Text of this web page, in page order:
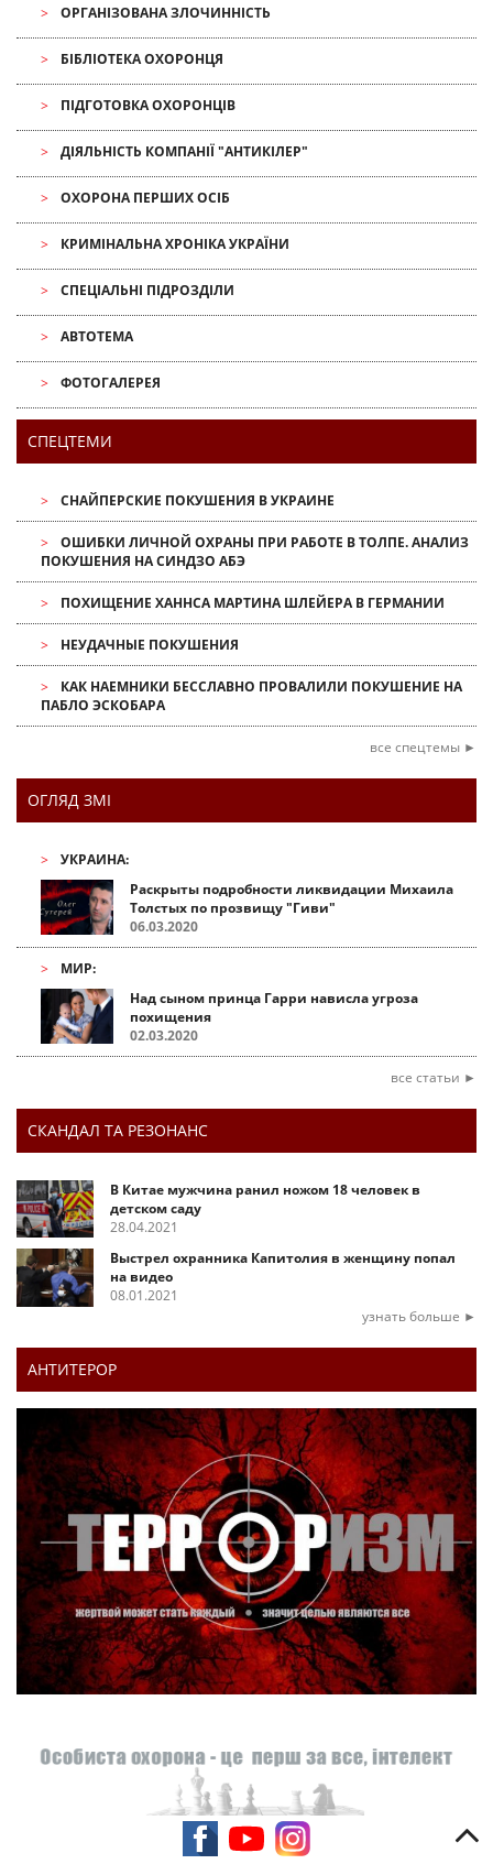
ОРГАНІЗОВАНА ЗЛОЧИННІСТЬ
БІБЛІОТЕКА ОХОРОНЦЯ
ПІДГОТОВКА ОХОРОНЦІВ
ДІЯЛЬНІСТЬ КОМПАНІЇ "АНТИКІЛЕР"
ОХОРОНА ПЕРШИХ ОСІБ
КРИМІНАЛЬНА ХРОНІКА УКРАЇНИ
СПЕЦІАЛЬНІ ПІДРОЗДІЛИ
АВТОТЕМА
ФОТОГАЛЕРЕЯ
СПЕЦТЕМИ
СНАЙПЕРСКИЕ ПОКУШЕНИЯ В УКРАИНЕ
ОШИБКИ ЛИЧНОЙ ОХРАНЫ ПРИ РАБОТЕ В ТОЛПЕ. АНАЛИЗ
ПОКУШЕНИЯ НА СИНДЗО АБЭ
ПОХИЩЕНИЕ ХАННСА МАРТИНА ШЛЕЙЕРА В ГЕРМАНИИ
НЕУДАЧНЫЕ ПОКУШЕНИЯ
КАК НАЕМНИКИ БЕССЛАВНО ПРОВАЛИЛИ ПОКУШЕНИЕ НА
ПАБЛО ЭСКОБАРА
все спецтемы ►
ОГЛЯД ЗМІ
УКРАИНА:
Раскрыты подробности ликвидации Михаила
Толстых по прозвищу "Гиви"
06.03.2020
МИР:
Над сыном принца Гарри нависла угроза
похищения
02.03.2020
все статьи ►
СКАНДАЛ ТА РЕЗОНАНС
В Китае мужчина ранил ножом 18 человек в
детском саду
28.04.2021
Выстрел охранника Капитолия в женщину попал
на видео
08.01.2021
узнать больше ►
АНТИТЕРОР